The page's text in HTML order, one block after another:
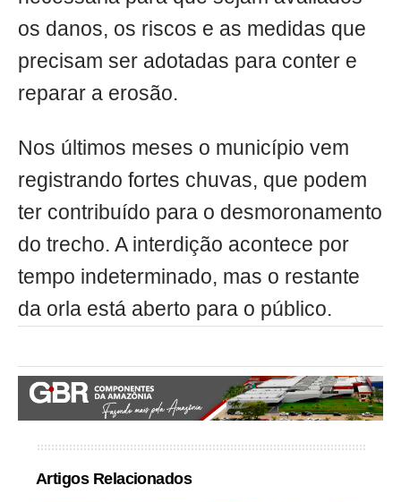
os danos, os riscos e as medidas que
precisam ser adotadas para conter e
reparar a erosão.
Nos últimos meses o município vem
registrando fortes chuvas, que podem
ter contribuído para o desmoronamento
do trecho. A interdição acontece por
tempo indeterminado, mas o restante
da orla está aberto para o público.
Artigos Relacionados